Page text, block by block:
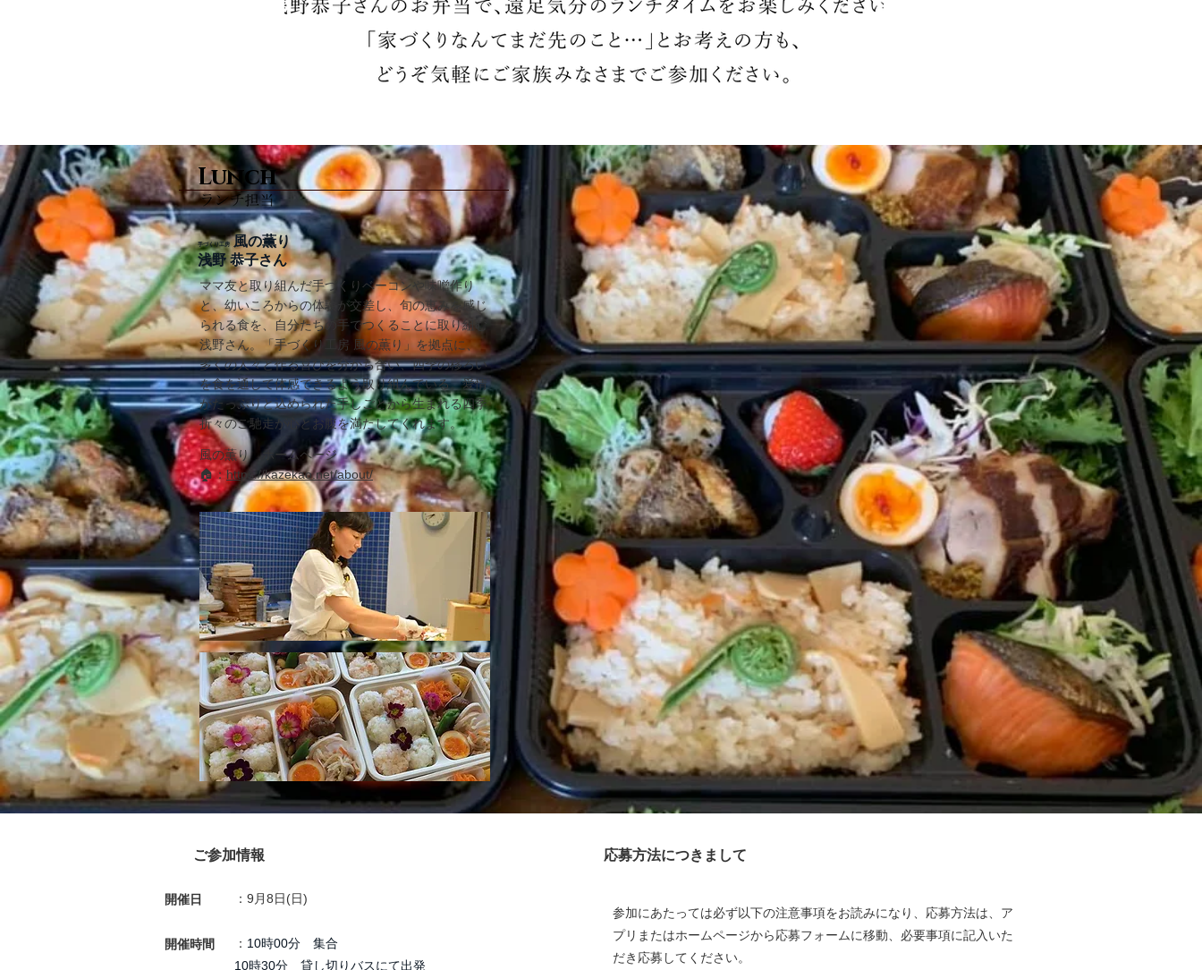
Lunch
手づくり工房風の薫り
浅野 恭子さん
ママ友と取り組んだ手づくりベーコンや味噌作り
と、幼いころからの体験が交差し、旬の恵みを感じ
られる食を、自分たちの手でつくることに取り組む
浅野さん。「手づくり工房 風の薫り」を拠点に、
多くの人々と作る喜びを分かち合い、四季の移ろい
を食を通して体感できるよう取り組んでいる。愛情
がたっぷりと込められた手しごとから生まれる四季
折々のご馳走が心とお腹を満たしてくれます。
風の薫り ホームページ
​🏠： https://kazekao.net/about/
ご参加情報
：9 月8日(日)
： 10時00分 集合
10時30分 貸し切りバスにて出発
開催日
開催時間
応募方法につきまして
参加にあたっては必ず以下の注意事項をお読みになり、応募方法は、ア
プリまたはホームページから応募フォームに移動、必要事項に記入いた
だき応募してください。